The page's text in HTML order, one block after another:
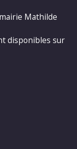
Mathilde
disponibles sur